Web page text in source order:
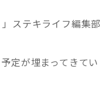
ステキライフ編集部
定が埋まってきてい